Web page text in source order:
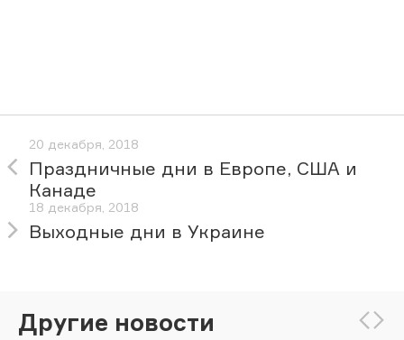
20 декабря, 2018
Праздничные дни в Европе, США и
Канаде
18 декабря, 2018
Выходные дни в Украине
Другие новости